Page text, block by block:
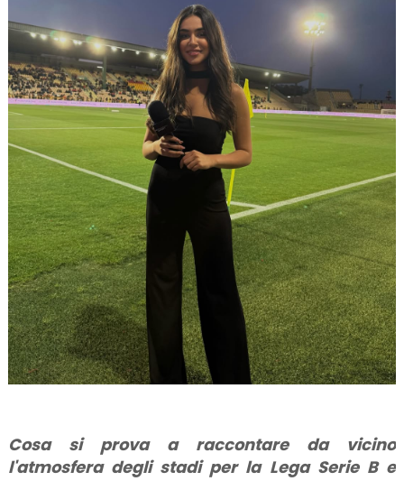
Cosa si prova a raccontare da vicino
l'atmosfera degli stadi per la Lega Serie B e